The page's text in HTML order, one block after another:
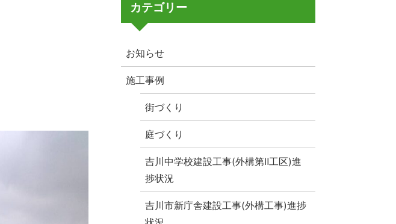
カテゴリー
お知らせ
施工事例
街づくり
庭づくり
吉川中学校建設工事(外構第Ⅱ工区)進
捗状況
吉川市新庁舎建設工事(外構工事)進捗